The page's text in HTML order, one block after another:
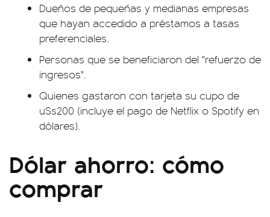
Dueños de pequeñas y medianas empresas
que hayan accedido a préstamos a tasas
preferenciales.
Personas que se beneficiaron del "refuerzo de
ingresos".
Quienes gastaron con tarjeta su cupo de
u$s200 (incluye el pago de Netflix o Spotify en
dólares).
Dólar ahorro: cómo
comprar